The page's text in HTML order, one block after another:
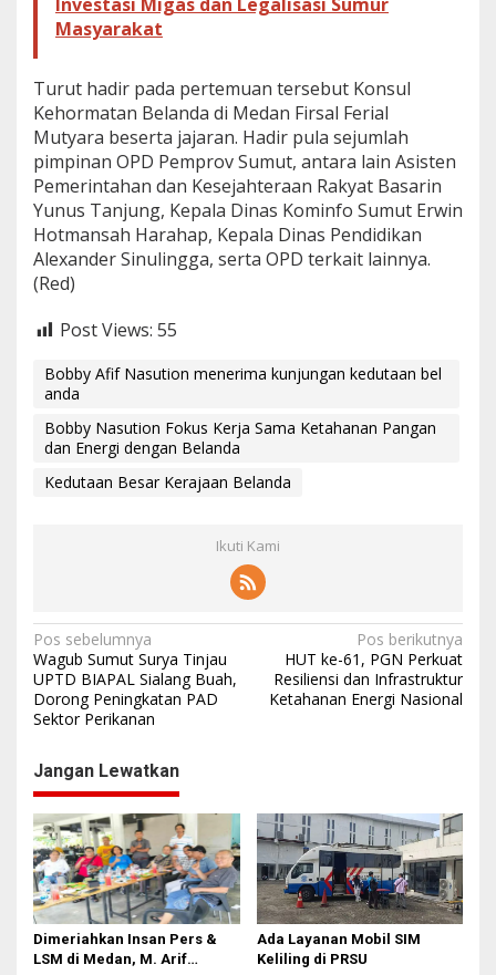
Masyarakat
Turut hadir pada pertemuan tersebut Konsul
Kehormatan Belanda di Medan Firsal Ferial
Mutyara beserta jajaran. Hadir pula sejumlah
pimpinan OPD Pemprov Sumut, antara lain Asisten
Pemerintahan dan Kesejahteraan Rakyat Basarin
Yunus Tanjung, Kepala Dinas Kominfo Sumut Erwin
Hotmansah Harahap, Kepala Dinas Pendidikan
Alexander Sinulingga, serta OPD terkait lainnya.
(Red)
Post Views: 55
Bobby Afif Nasution menerima kunjungan kedutaan bel
anda
Bobby Nasution Fokus Kerja Sama Ketahanan Pangan
dan Energi dengan Belanda
Kedutaan Besar Kerajaan Belanda
Ikuti Kami
N
a
v
g
a
s
i
p
o
s
Pos sebelumnya
Wagub Sumut Surya Tinjau
UPTD BIAPAL Sialang Buah,
Dorong Peningkatan PAD
Sektor Perikanan
Pos berikutnya
HUT ke-61, PGN Perkuat
Resiliensi dan Infrastruktur
Ketahanan Energi Nasional
Jangan Lewatkan
Dimeriahkan Insan Pers &
LSM di Medan, M. Arif
Ada Layanan Mobil SIM
Keliling di PRSU